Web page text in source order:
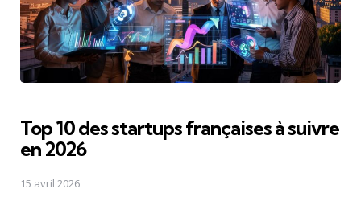
Top 10 des startups françaises à suivre
en 2026
15 avril 2026